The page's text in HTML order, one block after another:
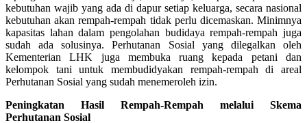
kebutuhan wajib yang ada di dapur setiap keluarga, secara nasional
kebutuhan akan rempah-rempah tidak perlu dicemaskan. Minimnya
kapasitas lahan dalam pengolahan budidaya rempah-rempah juga
sudah ada solusinya. Perhutanan Sosial yang dilegalkan oleh
Kementerian LHK juga membuka ruang kepada petani dan
kelompok tani untuk membudidyakan rempah-rempah di areal
Perhutanan Sosial yang sudah menemeroleh izin.
Peningkatan Hasil Rempah-Rempah melalui Skema
Perhutanan Sosial